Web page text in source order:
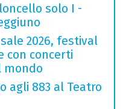
solo I -
2026, festival
con concerti
mondo
agli 883 al Teatro